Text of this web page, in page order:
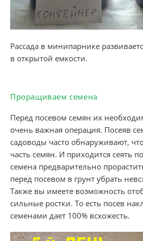
Рассада в минипарнике
в открытой емкости.
Проращиваем семена
Перед посевом семян их
очень важная операция. Посеяв
садоводы часто обнаруживают,
часть семян. И приходится сеять
семена предварительно
перед посевом в грунт убрать
Также вы имеете возможность
сильные ростки. То есть посев
семенами дает 100% всхожесть.